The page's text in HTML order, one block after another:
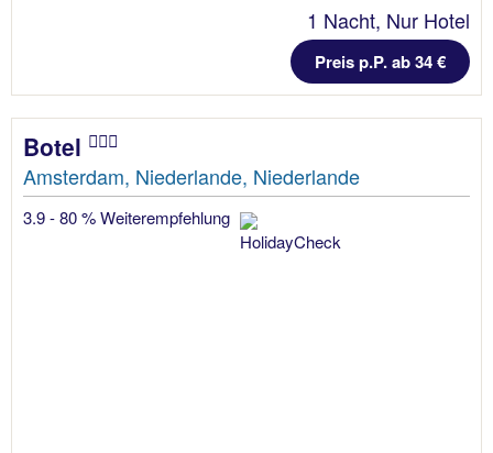
1 Nacht, Nur Hotel
Preis p.P. ab 34 €
Botel
Amsterdam, Niederlande, Niederlande
3.9 - 80 % Weiterempfehlung